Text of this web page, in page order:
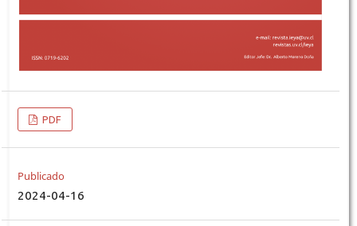
PDF
Publicado
2024-04-16